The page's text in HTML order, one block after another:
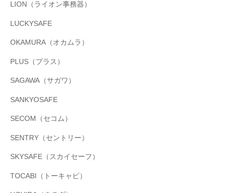
LION（ライオン事務器）
LUCKYSAFE
OKAMURA（オカムラ）
PLUS（プラス）
SAGAWA（サガワ）
SANKYOSAFE
SECOM（セコム）
SENTRY（セントリー）
SKYSAFE（スカイセーフ）
TOCABI（トーキャビ）